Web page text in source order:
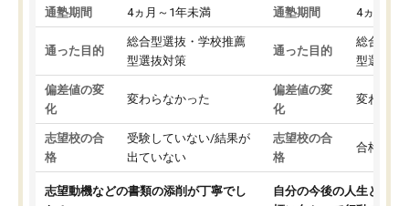
通塾期間 4ヵ月～1年未満
通った目的
総合型選抜・学校推薦
型選抜対策
偏差値の変
化
変わらなかった
志望校の合
格
受験していない/結果が
出ていない
志望動機などの書類の添削が丁寧でし
通塾期間 4ヵ月～1
通った目的
総合型選
型選抜対
偏差値の変
化
変わらな
志望校の合
格
合格した
自分の今後の人生と真剣